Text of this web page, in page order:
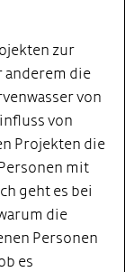
zur
anderem die
von
von
Projekten die
mit
geht es bei
die
Personen
es